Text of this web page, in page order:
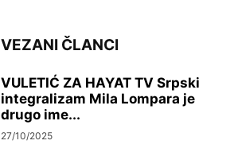
VEZANI ČLANCI
VULETIĆ ZA HAYAT TV Srpski
integralizam Mila Lompara je
drugo ime...
27/10/2025